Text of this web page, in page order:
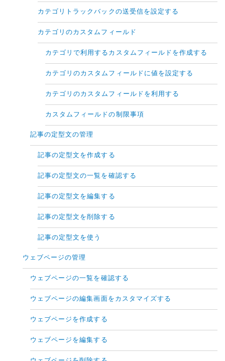
カテゴリトラックバックの送受信を設定する
カテゴリのカスタムフィールド
カテゴリで利用するカスタムフィールドを作成する
カテゴリのカスタムフィールドに値を設定する
カテゴリのカスタムフィールドを利用する
カスタムフィールドの制限事項
記事の定型文の管理
記事の定型文を作成する
記事の定型文の一覧を確認する
記事の定型文を編集する
記事の定型文を削除する
記事の定型文を使う
ウェブページの管理
ウェブページの一覧を確認する
ウェブページの編集画面をカスタマイズする
ウェブページを作成する
ウェブページを編集する